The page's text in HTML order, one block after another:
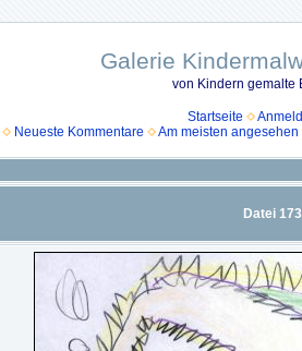
Galerie
von Kindern gemalte
Startseite
Neueste Kommentare Am meisten angesehen
Datei